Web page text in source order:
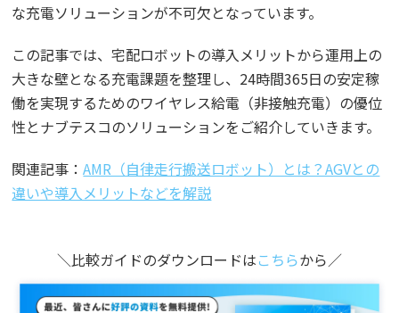
な充電ソリューションが不可欠となっています。
この記事では、宅配ロボットの導入メリットから運用上の
大きな壁となる充電課題を整理し、24時間365日の安定稼
働を実現するためのワイヤレス給電（非接触充電）の優位
性とナブテスコのソリューションをご紹介していきます。
関連記事：AMR（自律走行搬送ロボット）とは？AGVとの
違いや導入メリットなどを解説
＼比較ガイドのダウンロードはこちらから／